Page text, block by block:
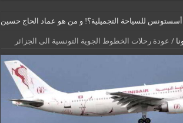
للسياحة التجميلية؟! و من هو عماد الحاج حسين
/ عودة رحلات الخطوط الجوية التونسية الى الجزائر